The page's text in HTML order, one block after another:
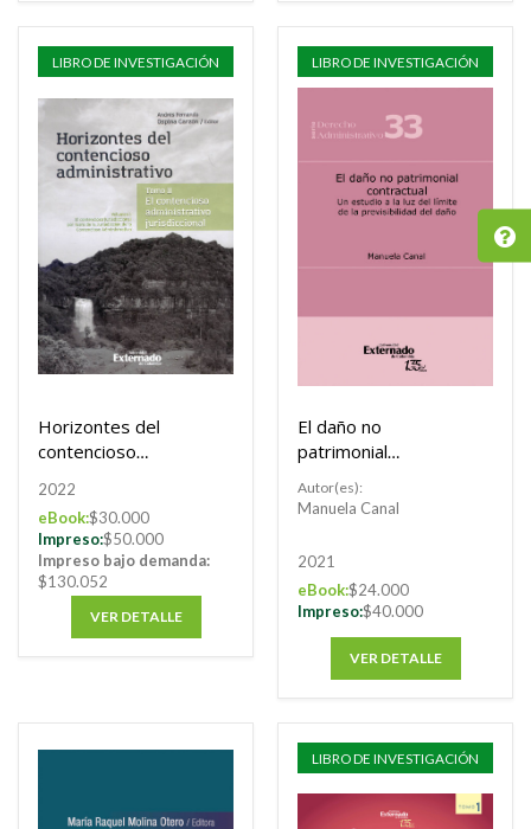
LIBRO DE INVESTIGACIÓN
Horizontes del
contencioso
2022
eBook:$30.000
Impreso:$50.000
Impreso bajo demanda:
$130.052
VER DETALLE
LIBRO DE INVESTIGACIÓN
El daño no
patrimonial
Autor(es):
Manuela Canal
2021
eBook:$24.000
Impreso:$40.000
VER DETALLE
LIBRO DE INVESTIGACIÓN